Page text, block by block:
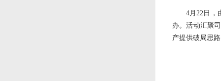
4月22日，
办。活动汇聚
产提供破局思